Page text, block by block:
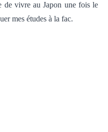
de vivre au Japon une fois le
mes études à la fac.